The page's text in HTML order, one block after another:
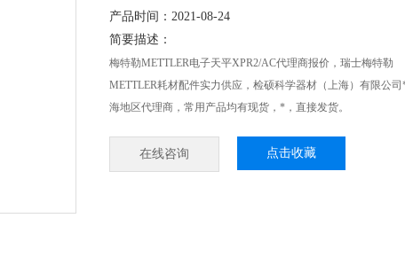
产品时间：2021-08-24
简要描述：
梅特勒METTLER电子天平XPR2/AC代理商报价，瑞士梅特勒
METTLER耗材配件实力供应，检硕科学器材（上海）有限公司
海地区代理商，常用产品均有现货，*，直接发货。
在线咨询 点击收藏